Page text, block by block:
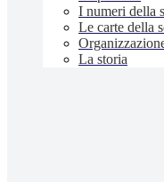
I numeri della
Le carte della
La storia